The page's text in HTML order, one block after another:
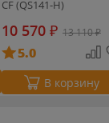
CF (QS141-H)
10 570 ₽ 13 110₽
5.0
В корзину